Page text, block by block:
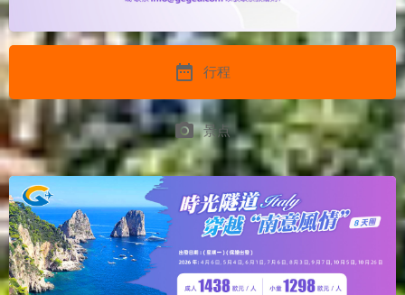
date_range 行程
photo_camera景点